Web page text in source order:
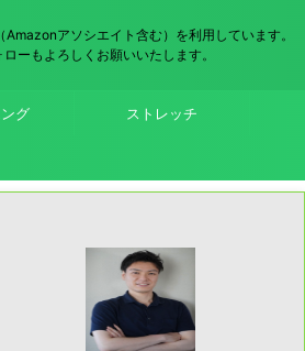
アソシエイト含む）を利用しています。
ーもよろしくお願いいたします。
グ ストレッチ